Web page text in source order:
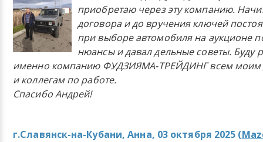
приобретаю через эту компанию.
договора и до вручения ключей
при выборе автомобиля на аукционе
нюансы и давал дельные советы. Буду
именно компанию ФУДЗИЯМА-ТРЕЙДИНГ всем моим
и коллегам по работе.
Спасибо Андрей!
г.Славянск-на-Кубани, Анна, 03 октября 2025 (